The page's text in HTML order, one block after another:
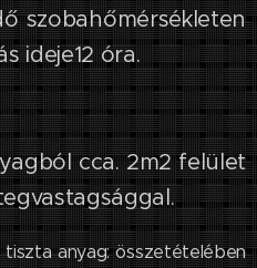
szobahőmérsékleten
ideje12 óra.
cca. 2m2 felület
tiszta anyag: összetételében